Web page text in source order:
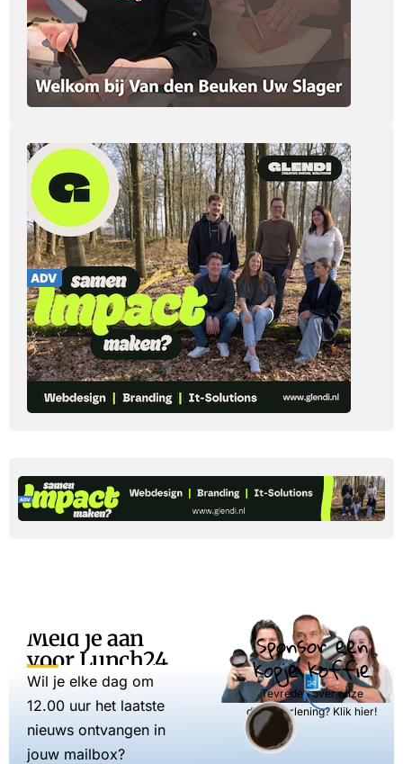
Meld je aan
voor Lunch24
Wil je elke dag om
12.00 uur het laatste
nieuws ontvangen in
jouw mailbox?
Sponsor een
kopje koffie
Tevreden over onze
dienstverlening? Klik hier!